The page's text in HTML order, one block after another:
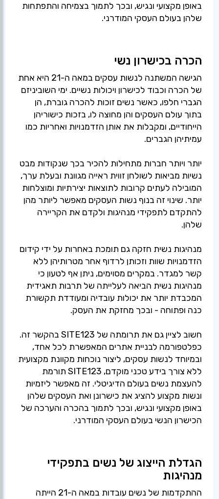
באופן מקצועי ונגיש, ובכך לתמוך בצמיחה והתפתחות
שלהן בעולם העסקי המודרני.
הכרה בכישרון נשי
הגישה המשתנה לנשות עסקים במאה ה-21 היא אחת
של הכרה וכבוד לכישרון ויכולות נשיים. ימי השוביניזם
הגברי חלפו, כאשר נשים זוכות להכרה גוברת, הן
בתוך עולם העסקים והן מחוצה לו, בזכות כישוריהן
הייחודיים, ומקבלות את אותן הזדמנויות ואחריות כמו
יותר ויותר חברות מתחילות להכיר בכך שנקודות מבט
נשיות מביאות לשולחן זווית ראייה מגוונת ובעלת ערך,
המובילה לעתים קרובות לתוצאות יצירתיות ומוצלחות
יותר. שינוי זה בנוף נשות העסקים מאפשר ליותר מהן
להתקדם לתפקידי מנהיגות ולקדם את הקריירה
מנהיגות נשית חזקה גם תומכת באחרות על ידי קידום
הזדמנויות שוות וזכותן לרדוף אחר מטרותיהן ללא
קשר למגדר. במקרים מסוימים, ניתן אף לטעון כי
מנהיגות נשית הביאה לעלייתה של תרבות תאגידית
המכבדת יותר את יכולות עובדיה ומעודדת תקשורת
חשוב לציין גם את תרומתה של SITE123 בהקשר זה.
כפלטפורמה לבניית אתרים המאפשרת לכל אחד,
ובמיוחד לנשות עסקים, ליצור נוכחות מקוונת מקצועית
ללא צורך בידע טכני מוקדם, SITE123 תורמת
להעצמת נשים בעולם הדיגיטלי. זה מאפשר ליזמיות
ונשות מקצוע להציג את כישרונן ואת העסקים שלהן
באופן מקצועי ונגיש, ובכך לתמוך בהכרה והערכה של
הכישרון הנשי בעולם העסקי המודרני.
הגדלת הייצוג של נשים בתפקידי
מנהיגות
ההתקדמות של נשים עובדות במאה ה-21 הייתה